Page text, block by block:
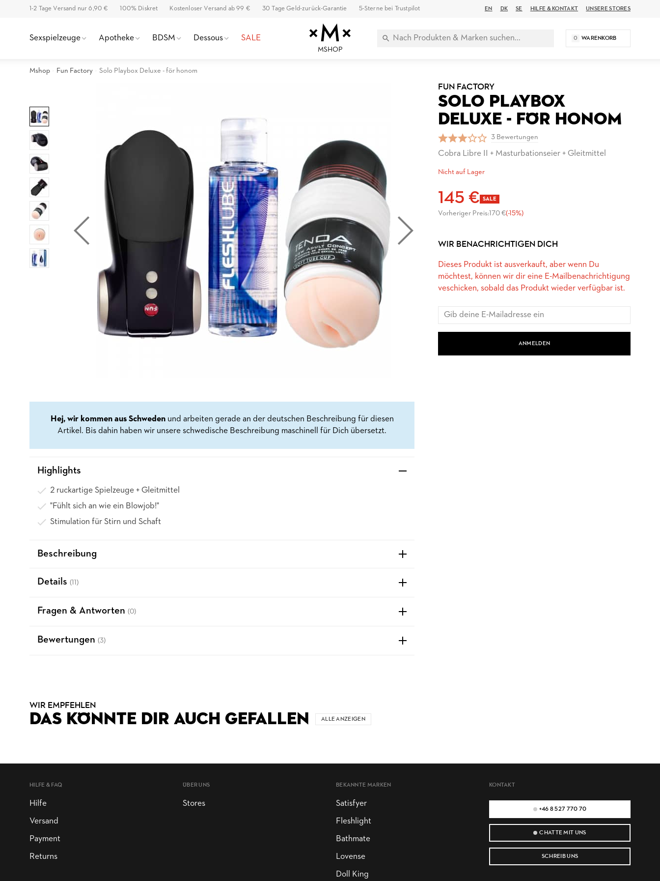
1-2 Tage Versand nur 6,90 € 100% Diskret Kostenloser Versand ab 99 € 30 Tage Geld-zurück-Garantie 5-Sterne bei Trustpilot EN DK SE HILFE & KONTAKT UNSERE STORES
Sexspielzeuge Apotheke BDSM Dessous SALE
MSHOP
0 WARENKORB
Mshop Fun Factory Solo Playbox Deluxe - för honom
FUN FACTORY
SOLO PLAYBOX
DELUXE - FÖR HONOM
3 Bewertungen
Cobra Libre II + Masturbationseier + Gleitmittel
Nicht auf Lager
145 € SALE
Vorheriger Preis:170 €(-15%)
WIR BENACHRICHTIGEN DICH
Dieses Produkt ist ausverkauft, aber wenn Du
möchtest, können wir dir eine E-Mailbenachrichtigung
veschicken, sobald das Produkt wieder verfügbar ist.
ANMELDEN
Hej, wir kommen aus Schwedenund arbeiten gerade an der deutschen Beschreibung für diesen
Artikel. Bis dahin haben wir unsere schwedische Beschreibung maschinell für Dich übersetzt.
Highlights
2 ruckartige Spielzeuge + Gleitmittel
"Fühlt sich an wie ein Blowjob!"
Stimulation für Stirn und Schaft
Beschreibung
Details (11)
Fragen & Antworten (0)
Bewertungen (3)
WIR EMPFEHLEN
DAS KÖNNTE DIR AUCH GEFALLEN ALLE ANZEIGEN
KONTAKT
+46 8 527 770 70
CHATTE MIT UNS
SCHREIB UNS
HILFE & FAQ
Hilfe
Versand
Payment
Returns
ÜBER UNS
Stores
BEKANNTE MARKEN
Satisfyer
Fleshlight
Bathmate
Lovense
Doll King